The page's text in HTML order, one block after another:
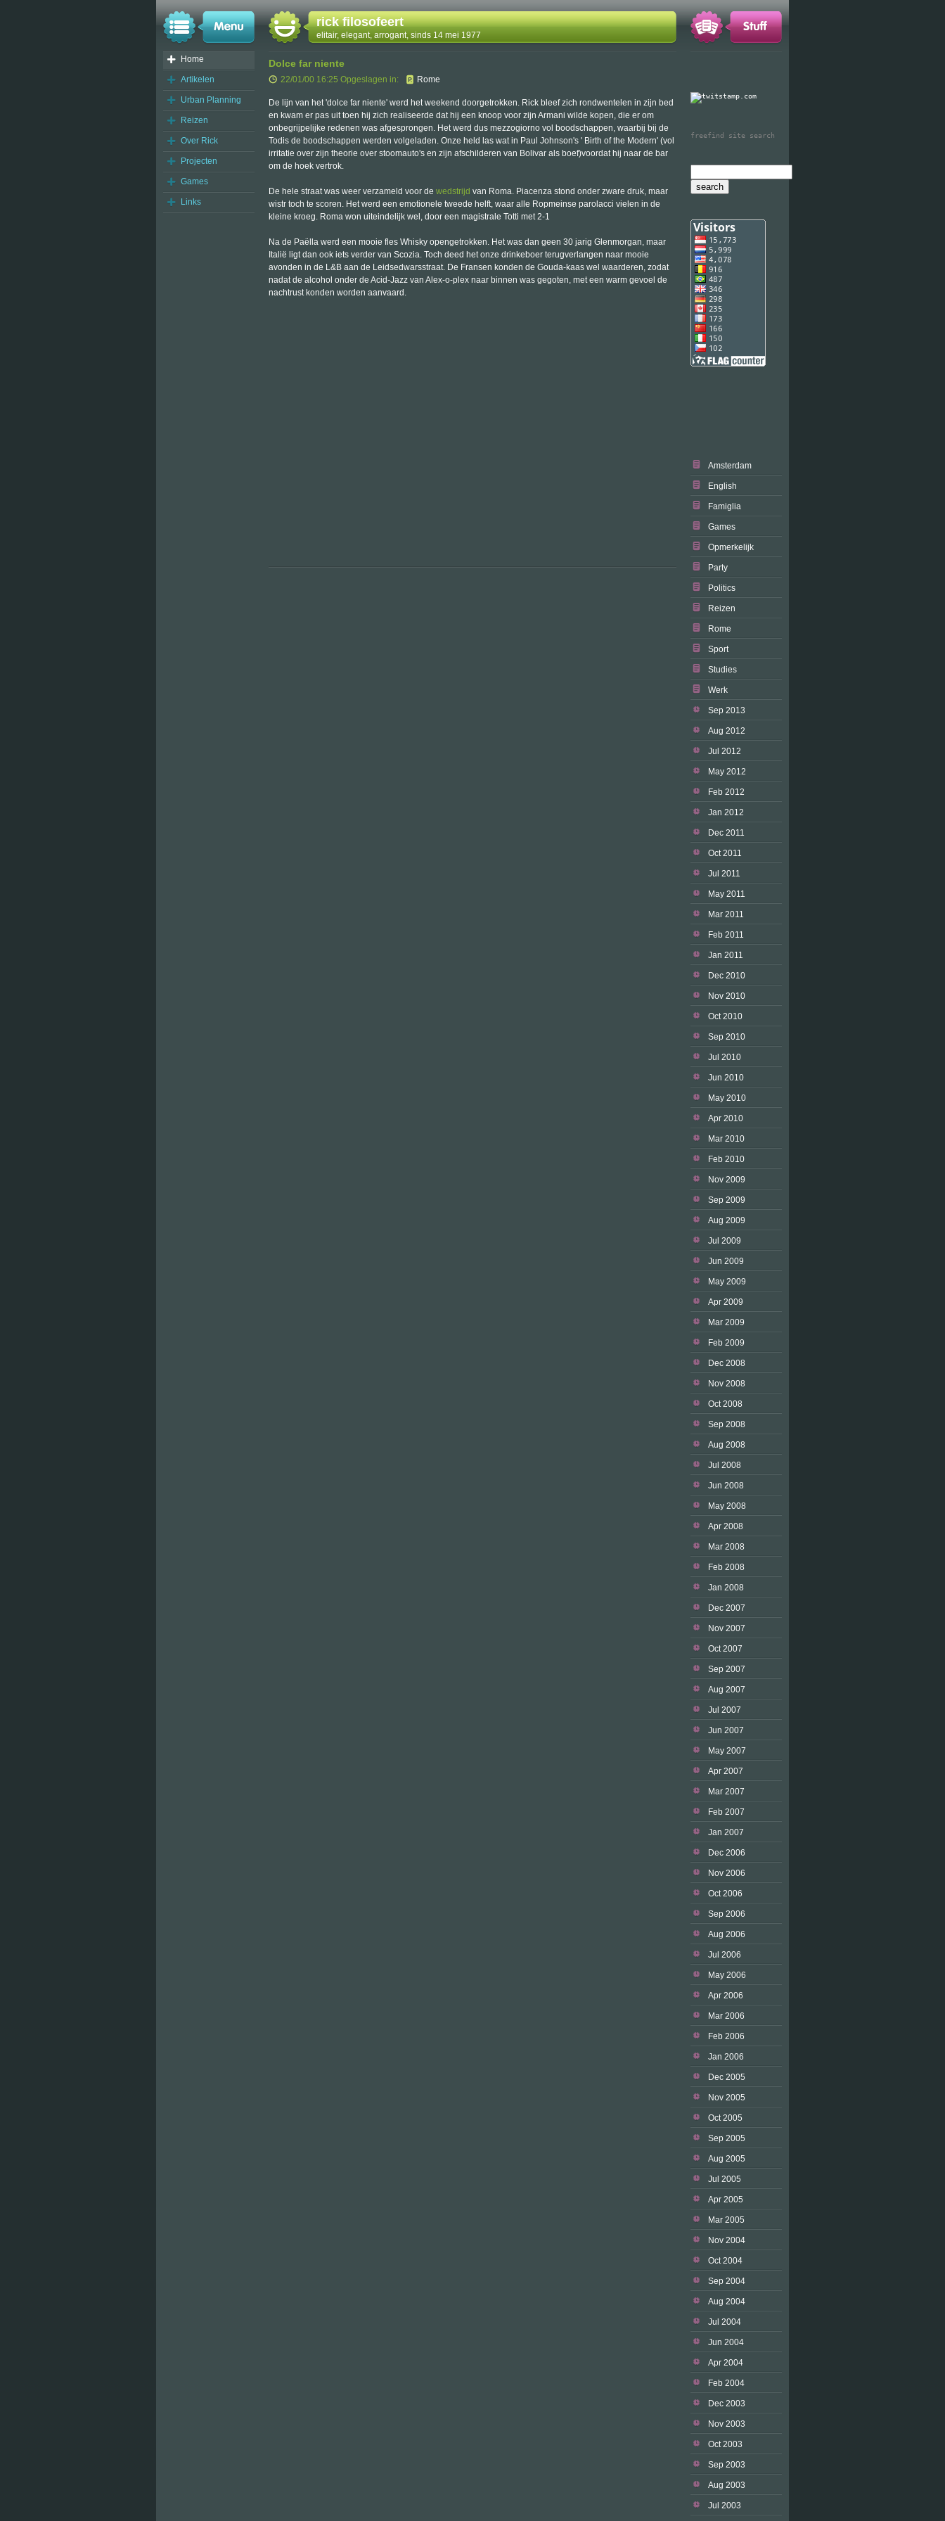
rick filosofeert
elitair, elegant, arrogant, sinds 14 mei 1977
Home
Artikelen
Urban Planning
Reizen
Over Rick
Projecten
Games
Links
freefind site search
Amsterdam
English
Famiglia
Games
Opmerkelijk
Party
Politics
Reizen
Rome
Sport
Studies
Werk
Sep 2013
Aug 2012
Jul 2012
May 2012
Feb 2012
Jan 2012
Dec 2011
Oct 2011
Jul 2011
May 2011
Mar 2011
Feb 2011
Jan 2011
Dec 2010
Nov 2010
Oct 2010
Sep 2010
Jul 2010
Jun 2010
May 2010
Apr 2010
Mar 2010
Feb 2010
Nov 2009
Sep 2009
Aug 2009
Jul 2009
Jun 2009
May 2009
Apr 2009
Mar 2009
Feb 2009
Dec 2008
Nov 2008
Oct 2008
Sep 2008
Aug 2008
Jul 2008
Jun 2008
May 2008
Apr 2008
Mar 2008
Feb 2008
Jan 2008
Dec 2007
Nov 2007
Oct 2007
Sep 2007
Aug 2007
Jul 2007
Jun 2007
May 2007
Apr 2007
Mar 2007
Feb 2007
Jan 2007
Dec 2006
Nov 2006
Oct 2006
Sep 2006
Aug 2006
Jul 2006
May 2006
Apr 2006
Mar 2006
Feb 2006
Jan 2006
Dec 2005
Nov 2005
Oct 2005
Sep 2005
Aug 2005
Jul 2005
Apr 2005
Mar 2005
Nov 2004
Oct 2004
Sep 2004
Aug 2004
Jul 2004
Jun 2004
Apr 2004
Feb 2004
Dec 2003
Nov 2003
Oct 2003
Sep 2003
Aug 2003
Jul 2003
Dolce far niente
22/01/00 16:25 Opgeslagen in: Rome
De lijn van het 'dolce far niente' werd het weekend doorgetrokken. Rick bleef zich rondwentelen in zijn bed
en kwam er pas uit toen hij zich realiseerde dat hij een knoop voor zijn Armani wilde kopen, die er om
onbegrijpelijke redenen was afgesprongen. Het werd dus mezzogiorno vol boodschappen, waarbij bij de
Todis de boodschappen werden volgeladen. Onze held las wat in Paul Johnson's ' Birth of the Modern' (vol
irritatie over zijn theorie over stoomauto's en zijn afschilderen van Bolivar als boef)voordat hij naar de bar
om de hoek vertrok.
De hele straat was weer verzameld voor de wedstrijd van Roma. Piacenza stond onder zware druk, maar
wistr toch te scoren. Het werd een emotionele tweede helft, waar alle Ropmeinse parolacci vielen in de
kleine kroeg. Roma won uiteindelijk wel, door een magistrale Totti met 2-1
Na de Paëlla werd een mooie fles Whisky opengetrokken. Het was dan geen 30 jarig Glenmorgan, maar
Italië ligt dan ook iets verder van Scozia. Toch deed het onze drinkeboer terugverlangen naar mooie
avonden in de L&B aan de Leidsedwarsstraat. De Fransen konden de Gouda-kaas wel waarderen, zodat
nadat de alcohol onder de Acid-Jazz van Alex-o-plex naar binnen was gegoten, met een warm gevoel de
nachtrust konden worden aanvaard.